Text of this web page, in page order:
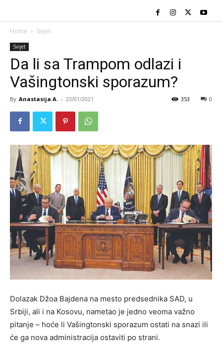
Home Svijet
Svijet
Da li sa Trampom odlazi i
Vašingtonski sporazum?
By Anastasija A. - 23/01/2021 0
353
Dolazak Džoa Bajdena na mesto predsednika SAD, u
Srbiji, ali i na Kosovu, nametao je jedno veoma važno
pitanje – hoće li Vašingtonski sporazum ostati na snazi ili
će ga nova administracija ostaviti po strani.